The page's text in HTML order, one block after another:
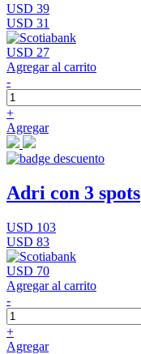
USD 39
USD 31
USD 27
Agregar al carrito
-
+
Agregar
Adri con 3 spots
USD 103
USD 83
USD 70
Agregar al carrito
-
+
Agregar